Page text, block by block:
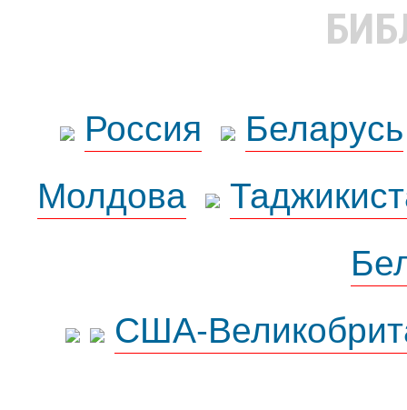
Россия
Беларусь
Молдова
США-